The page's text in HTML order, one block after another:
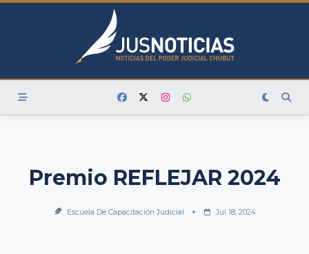
Skip
Premio REFLEJAR 2024
Escuela De Capacitación Judicial Jul 18, 2024